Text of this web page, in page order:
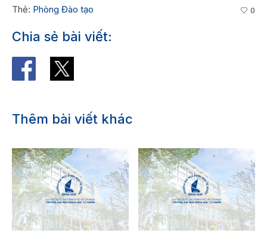
Thẻ: Phòng Đào tạo 0
Chia sẻ bài viết:
Thêm bài viết khác